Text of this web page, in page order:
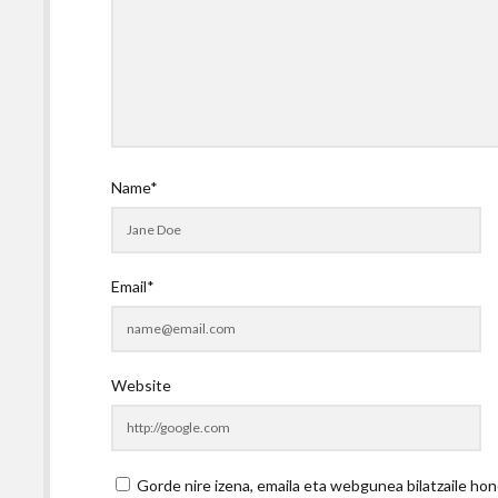
Name*
Email*
Website
Gorde nire izena, emaila eta webgunea bilatzaile